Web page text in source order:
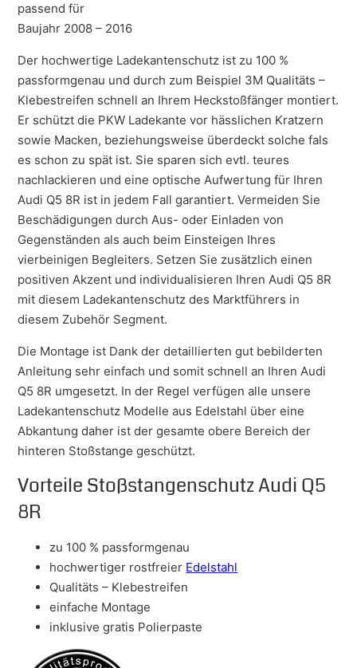
passend für
Baujahr 2008 – 2016
Der hochwertige Ladekantenschutz ist zu 100 %
passformgenau und durch zum Beispiel 3M Qualitäts –
Klebestreifen schnell an Ihrem Heckstoßfänger montiert.
Er schützt die PKW Ladekante vor hässlichen Kratzern
sowie Macken, beziehungsweise überdeckt solche fals
es schon zu spät ist. Sie sparen sich evtl. teures
nachlackieren und eine optische Aufwertung für Ihren
Audi Q5 8R ist in jedem Fall garantiert. Vermeiden Sie
Beschädigungen durch Aus- oder Einladen von
Gegenständen als auch beim Einsteigen Ihres
vierbeinigen Begleiters. Setzen Sie zusätzlich einen
positiven Akzent und individualisieren Ihren Audi Q5 8R
mit diesem Ladekantenschutz des Marktführers in
diesem Zubehör Segment.
Die Montage ist Dank der detaillierten gut bebilderten
Anleitung sehr einfach und somit schnell an Ihren Audi
Q5 8R umgesetzt. In der Regel verfügen alle unsere
Ladekantenschutz Modelle aus Edelstahl über eine
Abkantung daher ist der gesamte obere Bereich der
hinteren Stoßstange geschützt.
Vorteile Stoßstangenschutz Audi Q5
8R
zu 100 % passformgenau
hochwertiger rostfreier Edelstahl
Qualitäts – Klebestreifen
einfache Montage
inklusive gratis Polierpaste